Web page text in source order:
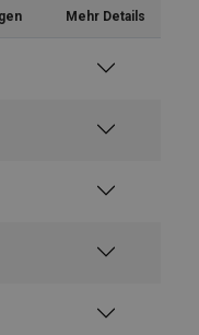
Mehr Details